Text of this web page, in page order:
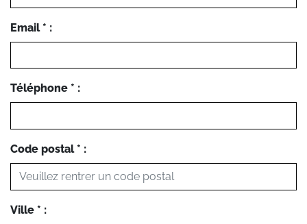
Email * :
Téléphone * :
Code postal * :
Ville * :